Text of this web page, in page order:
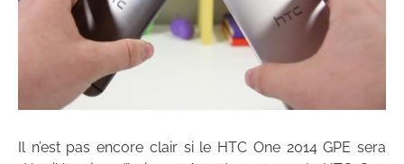
Il n’est pas encore clair si le HTC One 2014 GPE sera